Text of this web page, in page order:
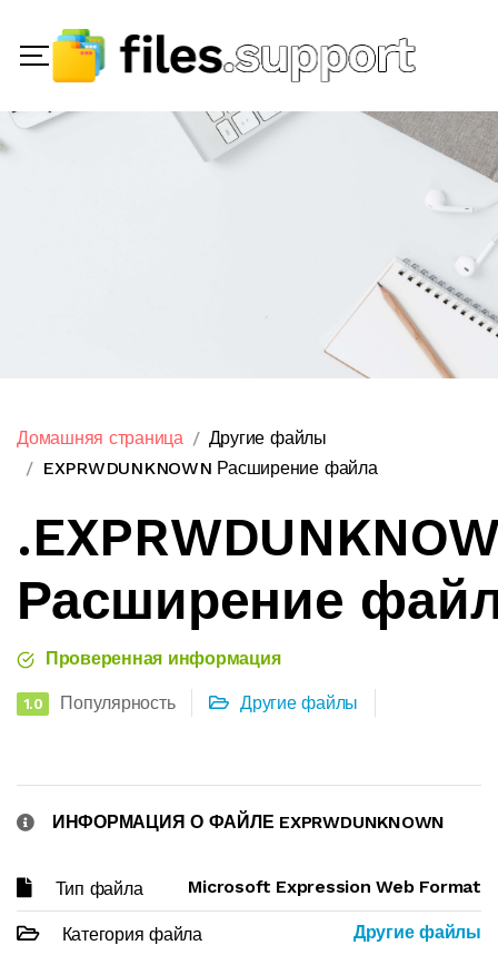
Домашняя страница
Другие файлы
EXPRWDUNKNOWN Расширение файла
Расширение
Проверенная информация
1.0 Популярность Другие файлы
ИНФОРМАЦИЯ О ФАЙЛЕ EXPRWDUNKNOWN
Тип файла Microsoft Expression Web Format
Категория файла Другие файлы